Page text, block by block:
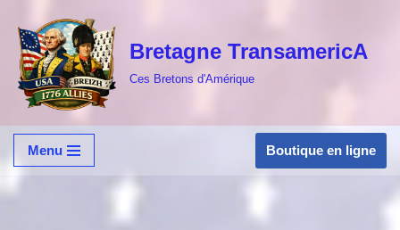
Aller
au
contenu
Bretagne TransamericA
Ces Bretons d'Amérique
Menu Boutique en ligne